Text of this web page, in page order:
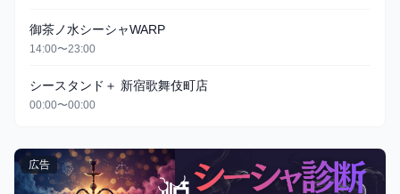
御茶ノ水シーシャWARP
14:00〜23:00
シースタンド＋ 新宿歌舞伎町店
00:00〜00:00
広告